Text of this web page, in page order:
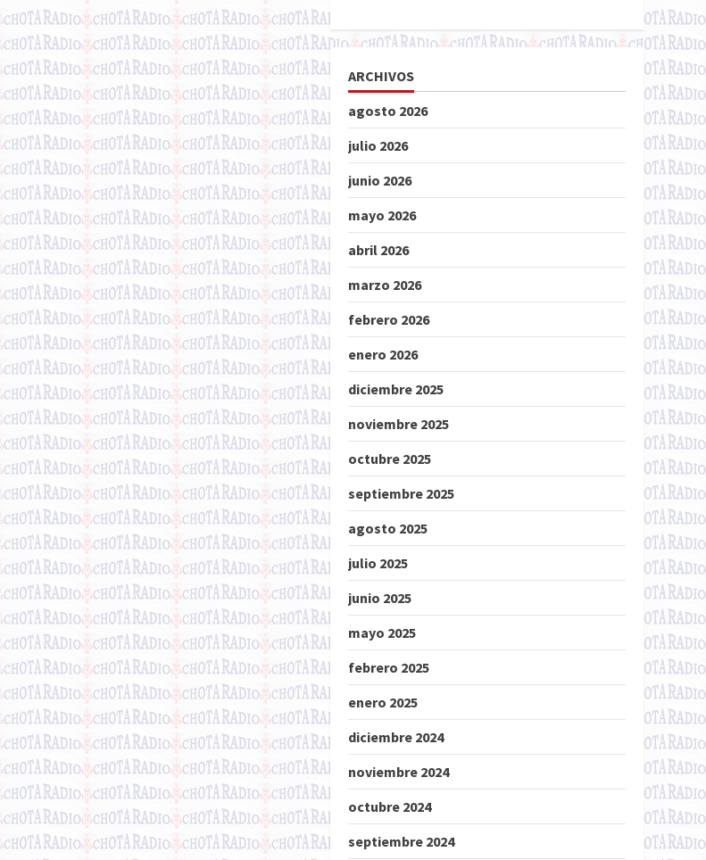
ARCHIVOS
agosto 2026
julio 2026
junio 2026
mayo 2026
abril 2026
marzo 2026
febrero 2026
enero 2026
diciembre 2025
noviembre 2025
octubre 2025
septiembre 2025
agosto 2025
julio 2025
junio 2025
mayo 2025
febrero 2025
enero 2025
diciembre 2024
noviembre 2024
octubre 2024
septiembre 2024